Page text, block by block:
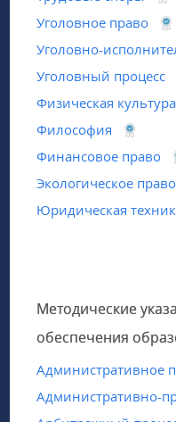
Уголовное право
Уголовно-
Уголовный процесс
Физическая
Философия
Финансовое право
Экологическое
Юридическая
Методические
обеспечения
Административное
Административно-